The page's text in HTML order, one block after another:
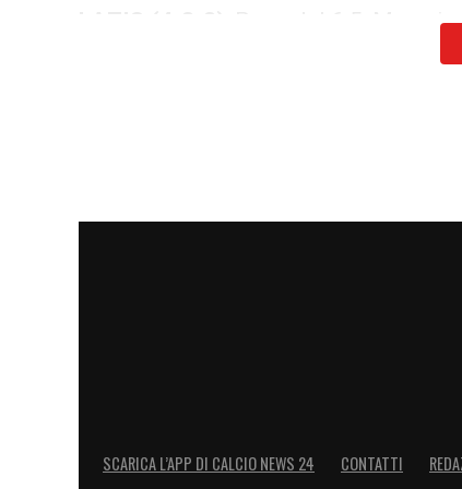
: Provedel 6.5;
Pellegrini 6 (88′ Lazzari sv); Vecino
SCARICA L’APP DI CALCIO NEWS 24 CONTATTI